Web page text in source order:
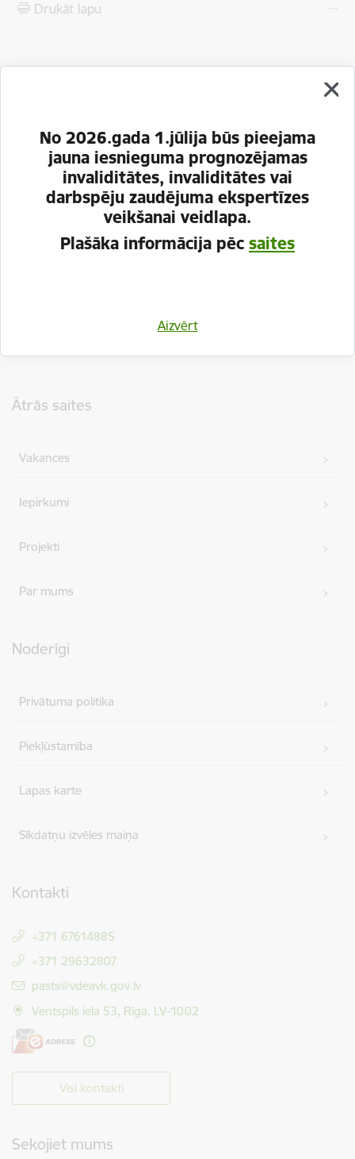
No 2026.gada 1.jūlija būs pieejama
jauna iesnieguma prognozējamas
invaliditātes, invaliditātes vai
darbspēju zaudējuma ekspertīzes
veikšanai veidlapa.
Plašāka informācija pēc saites
Aizvērt
Drukāt lapu
Sniegt atsauksmi
Ātrās saites
Vakances
Iepirkumi
Projekti
Par mums
Noderīgi
Privātuma politika
Piekļūstamība
Lapas karte
Sīkdatņu izvēles maiņa
Kontakti
+371 67614885
+371 29632807
E-pasts:
pasts@vdeavk.gov.lv
Ventspils iela 53, Rīga, LV-1002
Visi kontakti
Sekojiet mums